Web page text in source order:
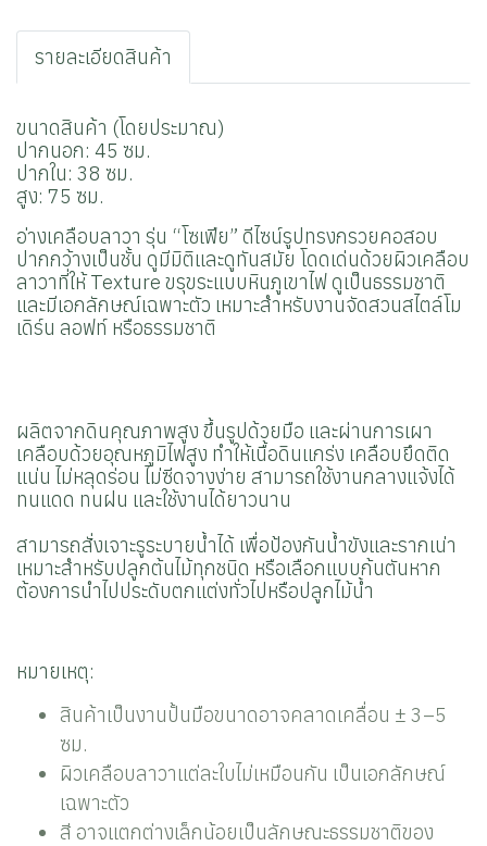
รายละเอียดสินค้า
ขนาดสินค้า (โดยประมาณ)
ปากนอก: 45 ซม.
ปากใน: 38 ซม.
สูง: 75 ซม.
อ่างเคลือบลาวา รุ่น “โซเฟีย” ดีไซน์รูปทรงกรวยคอสอบ
ปากกว้างเป็นชั้น ดูมีมิติและดูทันสมัย โดดเด่นด้วยผิวเคลือบ
ลาวาที่ให้ Texture ขรุขระแบบหินภูเขาไฟ ดูเป็นธรรมชาติ
และมีเอกลักษณ์เฉพาะตัว เหมาะสำหรับงานจัดสวนสไตล์โม
เดิร์น ลอฟท์ หรือธรรมชาติ
ผลิตจากดินคุณภาพสูง ขึ้นรูปด้วยมือ และผ่านการเผา
เคลือบด้วยอุณหภูมิไฟสูง ทำให้เนื้อดินแกร่ง เคลือบยึดติด
แน่น ไม่หลุดร่อน ไม่ซีดจางง่าย สามารถใช้งานกลางแจ้งได้
ทนแดด ทนฝน และใช้งานได้ยาวนาน
สามารถสั่งเจาะรูระบายน้ำได้ เพื่อป้องกันน้ำขังและรากเน่า
เหมาะสำหรับปลูกต้นไม้ทุกชนิด หรือเลือกแบบก้นตันหาก
ต้องการนำไปประดับตกแต่งทั่วไปหรือปลูกไม้น้ำ
หมายเหตุ:
สินค้าเป็นงานปั้นมือขนาดอาจคลาดเคลื่อน ± 3–5
ซม.
ผิวเคลือบลาวาแต่ละใบไม่เหมือนกัน เป็นเอกลักษณ์
เฉพาะตัว
สี อาจแตกต่างเล็กน้อยเป็นลักษณะธรรมชาติของ